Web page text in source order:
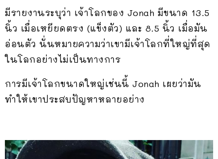
มีรายงานระบุว่า เจ้าโลกของ Jonah มีขนาด 13.5
นิ้ว เมื่อเหยียดตรง (แข็งตัว) และ 8.5 นิ้ว เมื่อมัน
อ่อนตัว นั่นหมายความว่าเขามีเจ้าโลกที่ใหญ่ที่สุด
ในโลกอย่างไม่เป็นทางการ
การมีเจ้าโลกขนาดใหญ่เช่นนี้ Jonah เผยว่ามัน
ทำให้เขาประสบปัญหาหลายอย่าง